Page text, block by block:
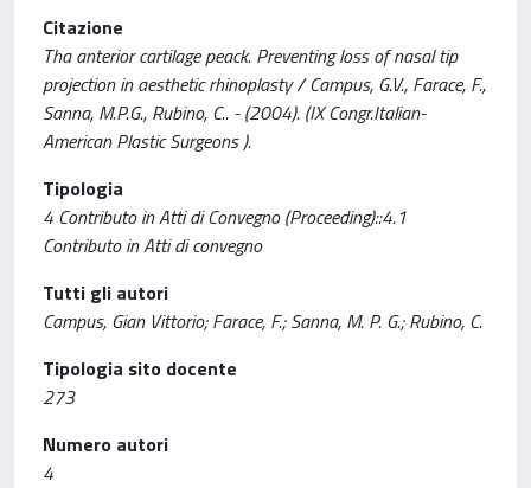
Citazione
Tha anterior cartilage peack. Preventing loss of nasal tip
projection in aesthetic rhinoplasty / Campus, G.V., Farace, F.,
Sanna, M.P.G., Rubino, C.. - (2004). (IX Congr.Italian-
American Plastic Surgeons ).
Tipologia
4 Contributo in Atti di Convegno (Proceeding)::4.1
Contributo in Atti di convegno
Tutti gli autori
Campus, Gian Vittorio; Farace, F.; Sanna, M. P. G.; Rubino, C.
Tipologia sito docente
273
Numero autori
4